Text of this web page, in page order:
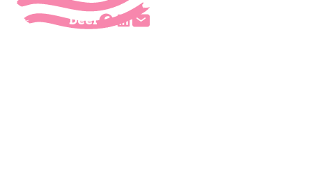
Deel